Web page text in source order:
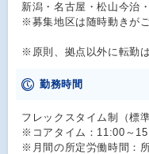
新潟・名古屋・松山今治
※募集地区は随時動きが
※原則、拠点以外に転勤
勤務時間
フレックスタイム制（標
※コアタイム：11:00～
※月間の所定労働時間：